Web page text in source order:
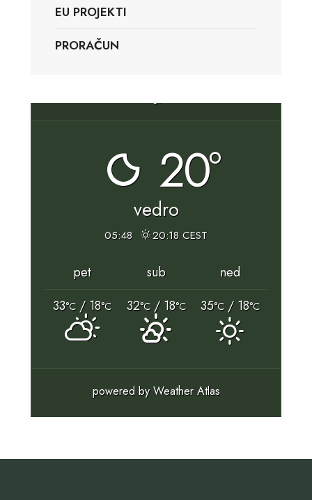
EU PROJEKTI
PRORAČUN
20°
vedro
05:48 20:18 CEST
pet sub
ned
33°C / 18°C 32°C/ 18°C 35°C/ 18°C
powered byWeather Atlas